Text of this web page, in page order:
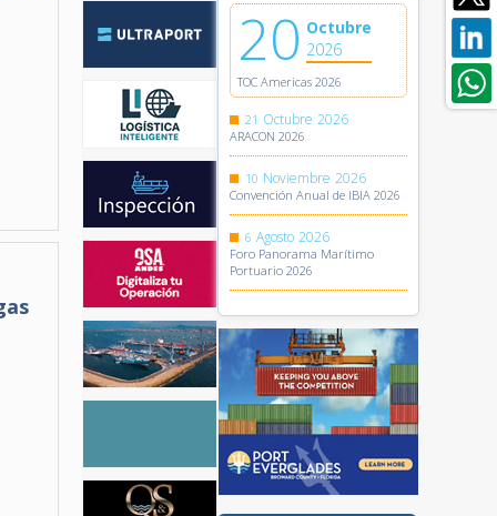
20 Octubre
2026
TOC Americas 2026
21 Octubre 2026
ARACON 2026
10 Noviembre 2026
Convención Anual de IBIA 2026
6 Agosto 2026
Foro Panorama Marítimo
Portuario 2026